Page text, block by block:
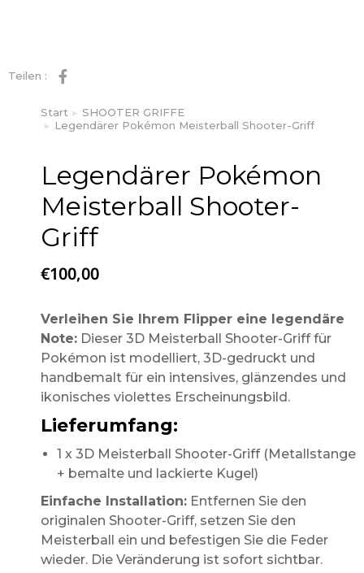
Teilen :
Sie befinden sich hier:
Start
SHOOTER GRIFFE
Legendärer Pokémon Meisterball Shooter-Griff
Legendärer Pokémon
Meisterball Shooter-
Griff
€100,00
Verleihen Sie Ihrem Flipper eine legendäre
Note: Dieser 3D Meisterball Shooter-Griff für
Pokémon ist modelliert, 3D-gedruckt und
handbemalt für ein intensives, glänzendes und
ikonisches violettes Erscheinungsbild.
Lieferumfang:
1 x 3D Meisterball Shooter-Griff (Metallstange
+ bemalte und lackierte Kugel)
Einfache Installation: Entfernen Sie den
originalen Shooter-Griff, setzen Sie den
Meisterball ein und befestigen Sie die Feder
wieder. Die Veränderung ist sofort sichtbar.